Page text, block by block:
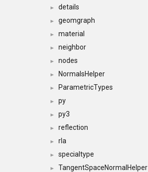
► details
► geomgraph
► material
► neighbor
► nodes
► NormalsHelper
► ParametricTypes
► py
► py3
► reflection
► rla
► specialtype
► TangentSpaceNormalHelper